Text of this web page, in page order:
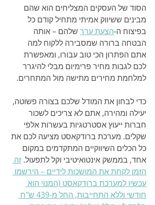
הסוד של העסקים המצליחים הוא שהם
מבינים ששיווק אמיתי מתחיל קודם כל
בפיצוח ה-הצעת ערך שלהם – אותה
הבטחה ברורה שמסבירה ללקוח למה
אתם הפתרון הכי טוב עבורו, ומאפשרת
לכם לגבות מחיר פרימיום מבלי להיגרר
למלחמת מחירים מתישה מול המתחרים.
כדי לבחון את המודל שלכם בצורה פשוטה,
יעילה ומהירה, אתם לא צריכים לשכור
חברות ייעוץ אסטרטגיות בעשרות אלפי
שקלים. מערכת ברודקאסט מציעה לכם את
כל הכלים השיווקיים המתקדמים במקום
אחד, בממשק אינטואיטיבי וקל לתפעול. זה
הזמן לקחת את המושכות לידיים – הירשמו
עכשיו למערכת ברודקאסט (המנוי הוא
חודשי וללא התחייבות, החל מ-439 ש"ח